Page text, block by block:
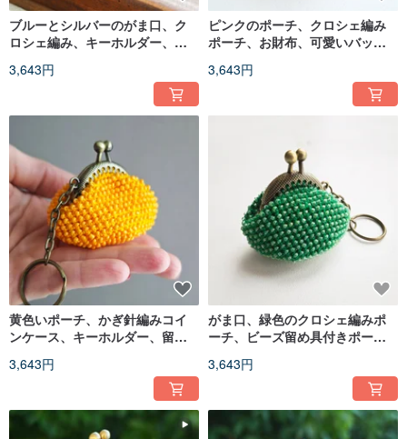
ブルーとシルバーのがま口、ク
ロシェ編み、キーホルダー、コ
3,643円
ピンクのポーチ、クロシェ編み
ポーチ、お財布、可愛いバッ
口
3,643円
黄色いポーチ、かぎ針編みコイ
ンケース、キーホルダー、留め
3,643円
がま口、緑色のクロシェ編みポ
ーチ、ビーズ留め具付きポー
3,643円